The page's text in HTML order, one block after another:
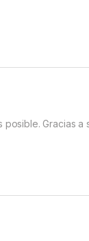
Gracias